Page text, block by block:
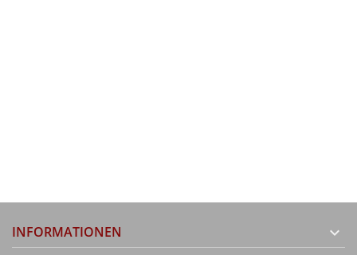
INFORMATIONEN 